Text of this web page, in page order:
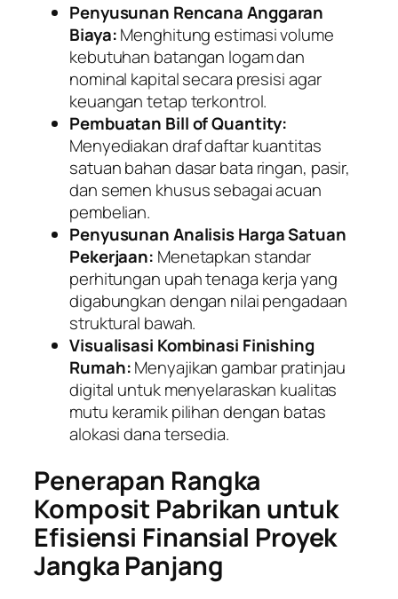
Penyusunan Rencana Anggaran
Biaya:Menghitung estimasi volume
kebutuhan batangan logam dan
nominal kapital secara presisi agar
keuangan tetap terkontrol.
Pembuatan Bill of Quantity:
Menyediakan draf daftar kuantitas
satuan bahan dasar bata ringan, pasir,
dan semen khusus sebagai acuan
pembelian.
Penyusunan Analisis Harga Satuan
Pekerjaan: Menetapkan standar
perhitungan upah tenaga kerja yang
digabungkan dengan nilai pengadaan
struktural bawah.
Visualisasi Kombinasi Finishing
Rumah:Menyajikan gambar pratinjau
digital untuk menyelaraskan kualitas
mutu keramik pilihan dengan batas
alokasi dana tersedia.
Penerapan Rangka
Komposit Pabrikan untuk
Efisiensi Finansial Proyek
Jangka Panjang